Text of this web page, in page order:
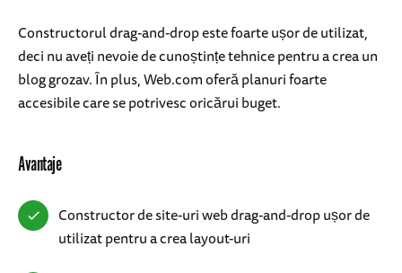
Constructorul drag-and-drop este foarte ușor de utilizat,
deci nu aveți nevoie de cunoștințe tehnice pentru a crea un
blog grozav. În plus, Web.com oferă planuri foarte
accesibile care se potrivesc oricărui buget.
Avantaje
Constructor de site-uri web drag-and-drop ușor de
utilizat pentru a crea layout-uri